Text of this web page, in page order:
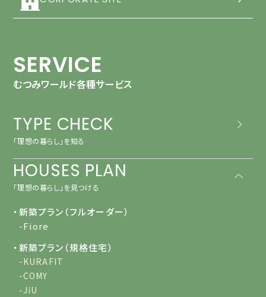
SERVICE
むつみワールド各種サービス
TYPE CHECK
「理想の暮らし」を知る
HOUSES PLAN
「理想の暮らし」を見つける
・新築プラン（フルオーダー）
-Fiore
・新築プラン（規格住宅）
-KURAFIT
-COMY
-JiU